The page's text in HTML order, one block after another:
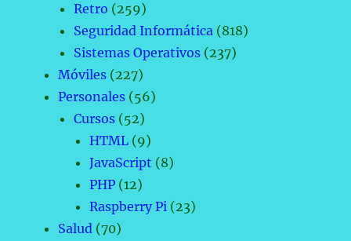
Retro (259)
Seguridad Informática (818)
Sistemas Operativos (237)
Móviles (227)
Personales (56)
Cursos (52)
HTML (9)
JavaScript (8)
PHP (12)
Raspberry Pi (23)
Salud (70)